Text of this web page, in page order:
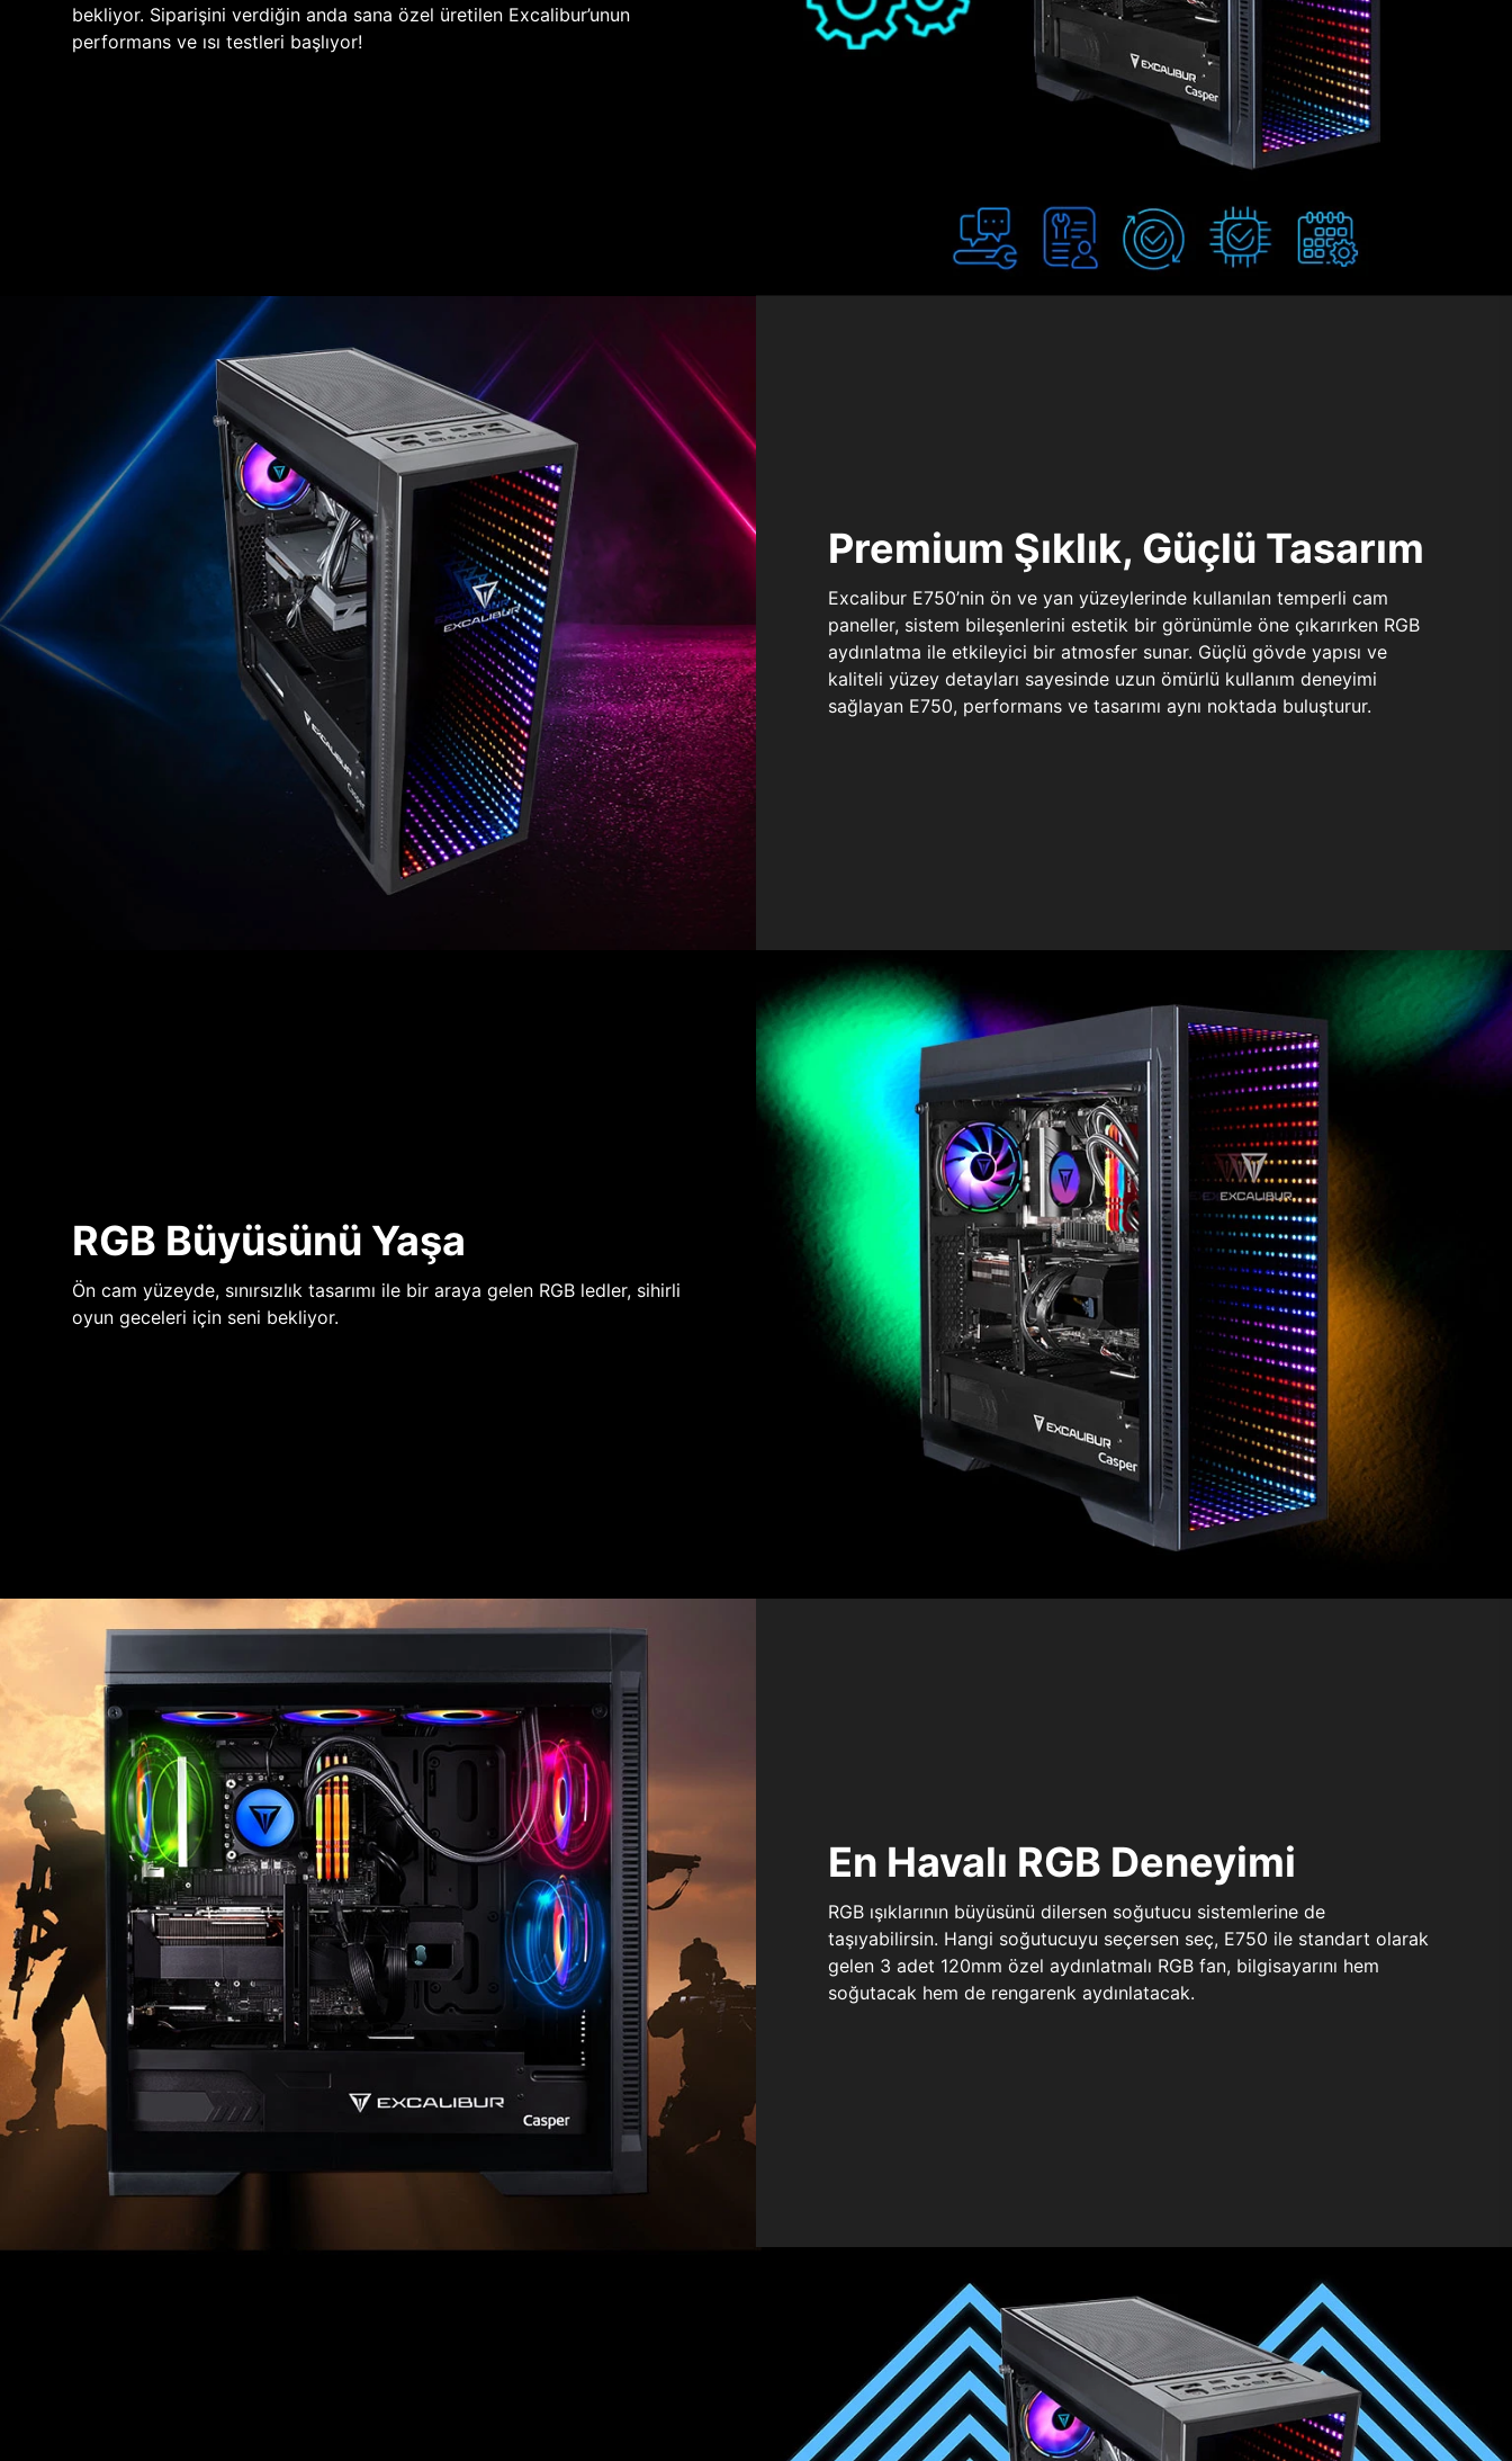
bekliyor. Siparişini verdiğin anda sana özel üretilen Excalibur’unun
performans ve ısı testleri başlıyor!
Premium Şıklık, Güçlü Tasarım
Excalibur E750’nin ön ve yan yüzeylerinde kullanılan temperli cam
paneller, sistem bileşenlerini estetik bir görünümle öne çıkarırken RGB
aydınlatma ile etkileyici bir atmosfer sunar. Güçlü gövde yapısı ve
kaliteli yüzey detayları sayesinde uzun ömürlü kullanım deneyimi
sağlayan E750, performans ve tasarımı aynı noktada buluşturur.
RGB Büyüsünü Yaşa
Ön cam yüzeyde, sınırsızlık tasarımı ile bir araya gelen RGB ledler, sihirli
oyun geceleri için seni bekliyor.
En Havalı RGB Deneyimi
RGB ışıklarının büyüsünü dilersen soğutucu sistemlerine de
taşıyabilirsin. Hangi soğutucuyu seçersen seç, E750 ile standart olarak
gelen 3 adet 120mm özel aydınlatmalı RGB fan, bilgisayarını hem
soğutacak hem de rengarenk aydınlatacak.